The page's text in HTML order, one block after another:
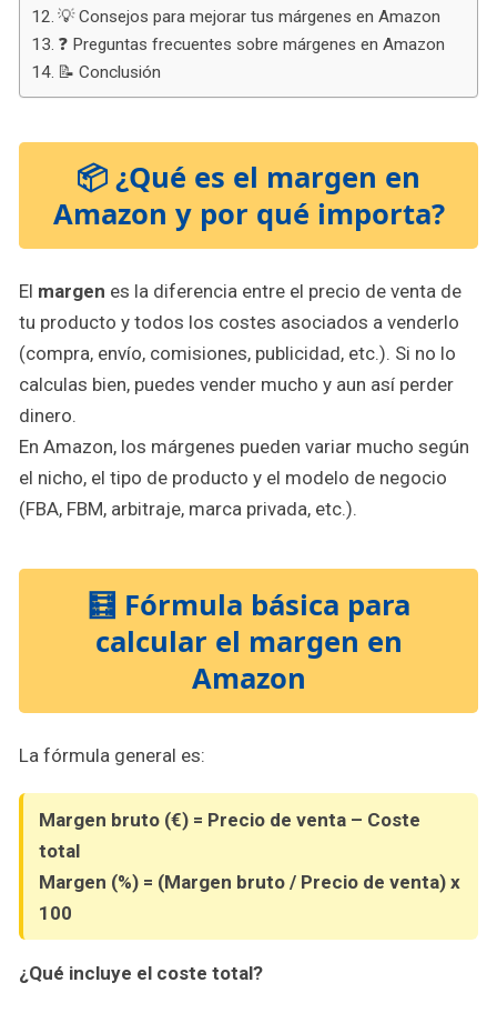
💡 Consejos para mejorar tus márgenes en Amazon
❓ Preguntas frecuentes sobre márgenes en Amazon
📝 Conclusión
📦 ¿Qué es el margen en
Amazon y por qué importa?
El margen es la diferencia entre el precio de venta de
tu producto y todos los costes asociados a venderlo
(compra, envío, comisiones, publicidad, etc.). Si no lo
calculas bien, puedes vender mucho y aun así perder
dinero.
En Amazon, los márgenes pueden variar mucho según
el nicho, el tipo de producto y el modelo de negocio
(FBA, FBM, arbitraje, marca privada, etc.).
🧮 Fórmula básica para
calcular el margen en
Amazon
La fórmula general es:
Margen bruto (€) = Precio de venta – Coste
total
Margen (%) = (Margen bruto / Precio de venta) x
100
¿Qué incluye el coste total?